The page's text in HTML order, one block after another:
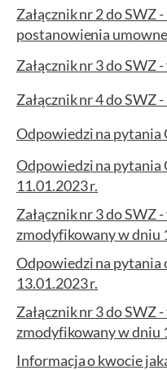
Załącznik nr 2 do SWZ
postanowienia umowne
Załącznik nr 3 do
Załącznik nr 4 do SWZ
Odpowiedzi na pytania
Odpowiedzi na pytania
11.01.2023 r.
Załącznik nr 3 do
zmodyfikowany w dniu
Odpowiedzi na pytania
13.01.2023 r.
Załącznik nr 3 do
zmodyfikowany w dniu
Informacja o kwocie